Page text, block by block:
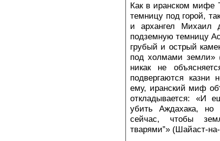
Как в иранском мифе
темницу под горой,
и архангел Михаил
подземную темницу
грубый и острый
под холмами
никак не
подвергаются казни
ему, иранский миф
откладывается: «И
убить Аждахака, но
сейчас, чтобы
тварями”» (Шайаст-